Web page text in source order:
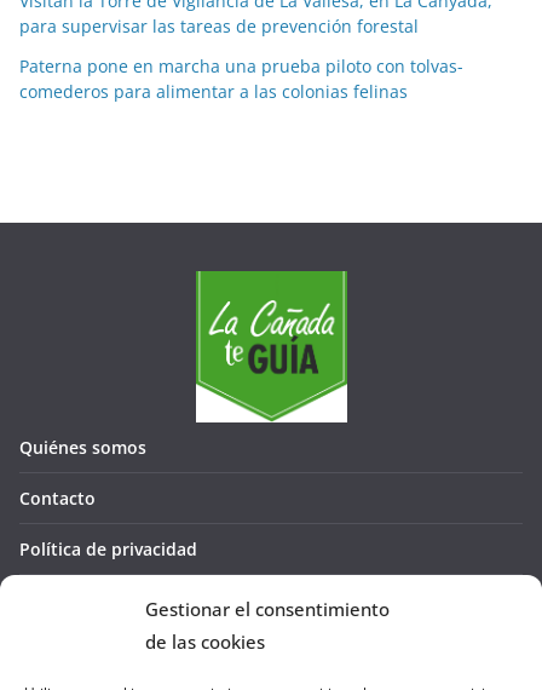
Gestionar el consentimiento
de las cookies
para supervisar las tareas de prevención forestal
Paterna pone en marcha una prueba piloto con tolvas-
comederos para alimentar a las colonias felinas
Quiénes somos
Contacto
Política de privacidad
Política de cookies (UE)